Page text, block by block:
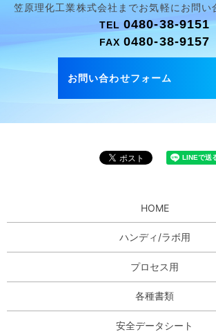
笠原理化工業株式会社までお気軽にお問い
TEL0480-38-9151
FAX0480-38-9157
お問い合わせフォーム
HOME
ハンディ/ラボ用
プロセス用
各種書類
安全データシート